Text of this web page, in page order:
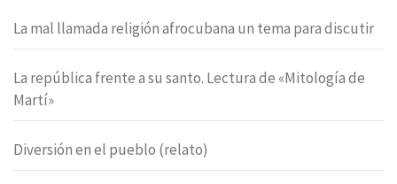
La mal llamada religión afrocubana un tema para discutir
La república frente a su santo. Lectura de «Mitología de
Martí»
Diversión en el pueblo (relato)